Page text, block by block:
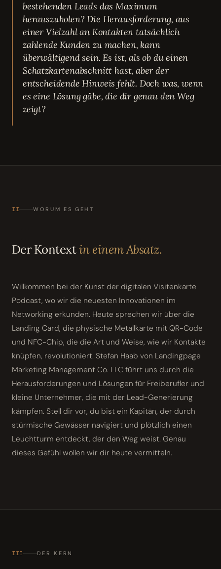
bestehenden Leads das Maximum
herauszuholen? Die Herausforderung, aus
einer Vielzahl an Kontakten tatsächlich
zahlende Kunden zu machen, kann
überwältigend sein. Es ist, als ob du einen
Schatzkartenabschnitt hast, aber der
entscheidende Hinweis fehlt. Doch was, wenn
es eine Lösung gäbe, die dir genau den Weg
zeigt?
II WORUM ES GEHT
Der Kontextin einem Absatz.
Willkommen bei der Kunst der digitalen Visitenkarte
Podcast, wo wir die neuesten Innovationen im
Networking erkunden. Heute sprechen wir über die
Landing Card, die physische Metallkarte mit QR-Code
und NFC-Chip, die die Art und Weise, wie wir Kontakte
knüpfen, revolutioniert. Stefan Haab von Landingpage
Marketing Management Co. LLC führt uns durch die
Herausforderungen und Lösungen für Freiberufler und
kleine Unternehmer, die mit der Lead-Generierung
kämpfen. Stell dir vor, du bist ein Kapitän, der durch
stürmische Gewässer navigiert und plötzlich einen
Leuchtturm entdeckt, der den Weg weist. Genau
dieses Gefühl wollen wir dir heute vermitteln.
III DER KERN